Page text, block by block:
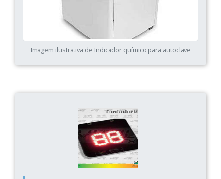
Imagem ilustrativa de Indicador químico para autoclave